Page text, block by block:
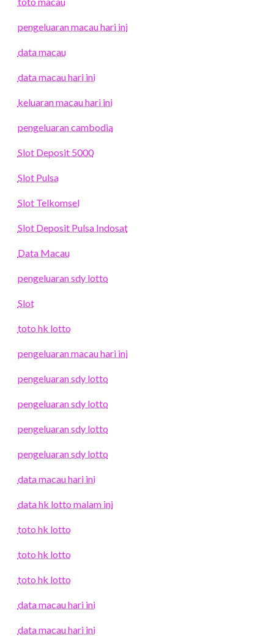
pengeluaran macau hari ini
data macau
data macau hari ini
keluaran macau hari ini
pengeluaran cambodia
Slot Deposit 5000
Slot Pulsa
Slot Telkomsel
Slot Deposit Pulsa Indosat
Data Macau
pengeluaran sdy lotto
Slot
toto hk lotto
pengeluaran macau hari ini
pengeluaran sdy lotto
pengeluaran sdy lotto
pengeluaran sdy lotto
pengeluaran sdy lotto
data macau hari ini
data hk lotto malam ini
toto hk lotto
toto hk lotto
toto hk lotto
data macau hari ini
data macau hari ini